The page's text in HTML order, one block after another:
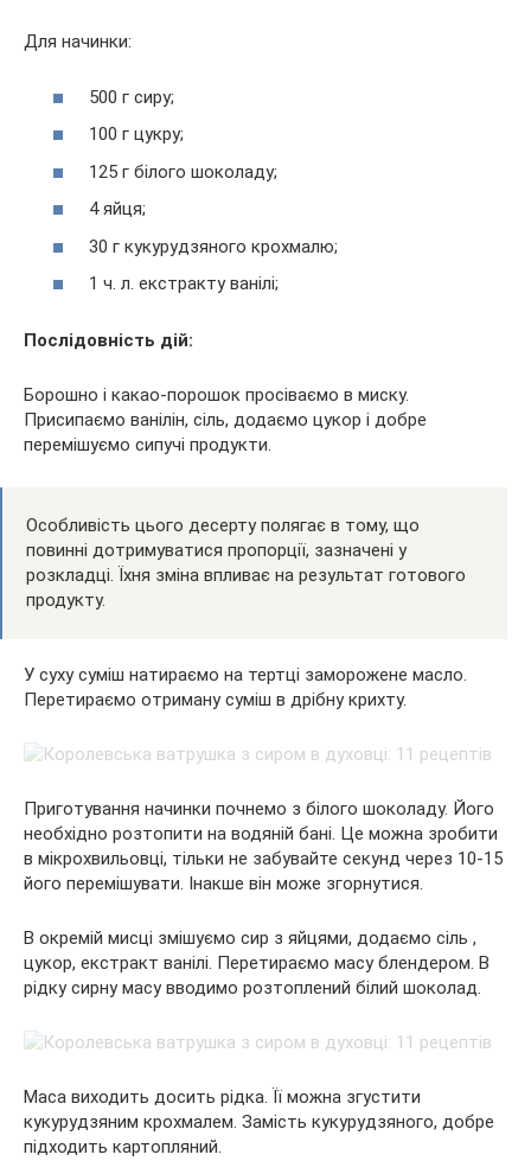
Для начинки:
500 г сиру;
100 г цукру;
125 г білого шоколаду;
4 яйця;
30 г кукурудзяного крохмалю;
1 ч. л. екстракту ванілі;
Послідовність дій:
Борошно і какао-порошок просіваємо в миску.
Присипаємо ванілін, сіль, додаємо цукор і добре
перемішуємо сипучі продукти.
Особливість цього десерту полягає в тому, що
повинні дотримуватися пропорції, зазначені у
розкладці. Їхня зміна впливає на результат готового
продукту.
У суху суміш натираємо на тертці заморожене масло.
Перетираємо отриману суміш в дрібну крихту.
Приготування начинки почнемо з білого шоколаду. Його
необхідно розтопити на водяній бані. Це можна зробити
в мікрохвильовці, тільки не забувайте секунд через 10-15
його перемішувати. Інакше він може згорнутися.
В окремій мисці змішуємо сир з яйцями, додаємо сіль ,
цукор, екстракт ванілі. Перетираємо масу блендером. В
рідку сирну масу вводимо розтоплений білий шоколад.
Маса виходить досить рідка. Її можна згустити
кукурудзяним крохмалем. Замість кукурудзяного, добре
підходить картопляний.